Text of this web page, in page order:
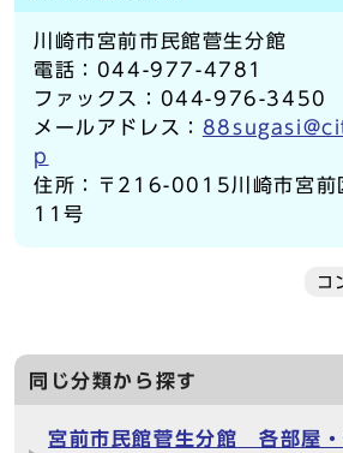
川崎市宮前市民館菅生分館
電話：044-977-4781
ファックス：044-976-3450
メールアドレス：
p
住所：〒216-0015川崎市宮前
11号
コ
同じ分類から探す
宮前市民館菅生分館 各部屋